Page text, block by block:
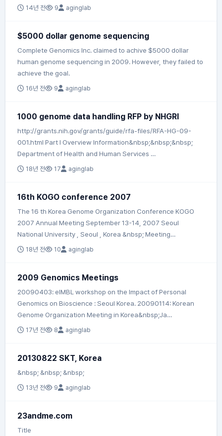
14년 전 9 aginglab
$5000 dollar genome sequencing
Complete Genomics Inc. claimed to achive $5000 dollar
human genome sequencing in 2009. However, they failed to
achieve the goal.
16년 전 9 aginglab
1000 genome data handling RFP by NHGRI
http://grants.nih.gov/grants/guide/rfa-files/RFA-HG-09-
001.html Part I Overview Information&nbsp;&nbsp;&nbsp;
Department of Health and Human Services …
18년 전 17 aginglab
16th KOGO conference 2007
The 16 th Korea Genome Organization Conference KOGO
2007 Annual Meeting September 13-14, 2007 Seoul
National University , Seoul , Korea &nbsp; Meeting…
18년 전 10 aginglab
2009 Genomics Meetings
20090403: eIMBL workshop on the Impact of Personal
Genomics on Bioscience : Seoul Korea. 20090114: Korean
Genome Organization Meeting in Korea&nbsp;Ja…
17년 전 8 aginglab
20130822 SKT, Korea
&nbsp; &nbsp; &nbsp;
13년 전 9 aginglab
23andme.com
Title